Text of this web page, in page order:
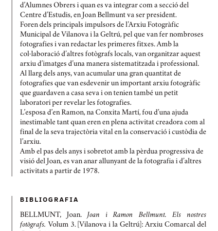
d’Alumnes Obrers i quan es va integrar com a secció del
Centre d’Estudis, en Joan Bellmunt va ser president.
Foren dels principals impulsors de l’Arxiu Fotogràfic
Municipal de Vilanova i la Geltrú, pel que van fer nombroses
fotografies i van redactar les primeres fitxes. Amb la
col·laboració d’altres fotògrafs locals, van organitzar aquest
arxiu d’imatges d’una manera sistematitzada i professional.
Al llarg dels anys, van acumular una gran quantitat de
fotografies que van esdevenir un important arxiu fotogràfic
que guardaven a casa seva i on tenien també un petit
laboratori per revelar les fotografies.
L’esposa d’en Ramon, na Conxita Martí, fou d’una ajuda
inestimable tant quan eren en plena activitat creadora com al
final de la seva trajectòria vital en la conservació i custòdia de
l’arxiu.
Amb el pas dels anys i sobretot amb la pèrdua progressiva de
visió del Joan, es van anar allunyant de la fotografia i d’altres
activitats a partir de 1978.
BIBLIOGRAFIA
BELLMUNT, Joan. Joan i Ramon Bellmunt. Els nostres
fotògrafs. Volum 3. [Vilanova i la Geltrú]: Arxiu Comarcal del